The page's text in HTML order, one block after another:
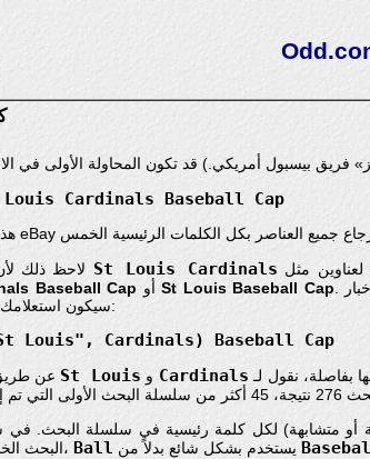
Cardinals Baseball Cap
St Louis Cardinals مثل
Baseball Cap
أوSt Louis Baseball Cap
سيكون استعلامك الجديد:
Louis", Cardinals) Baseball Cap
St Louis Cardinals
أو متشابهة) لكل كلمة رئيسية في سلسلة البحث.
البحث الخاصة بنا، Ball